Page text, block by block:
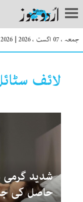
جمعہ ، 07 اگست ، 2026 |
لائف
شدید گرمی
حاصل کی